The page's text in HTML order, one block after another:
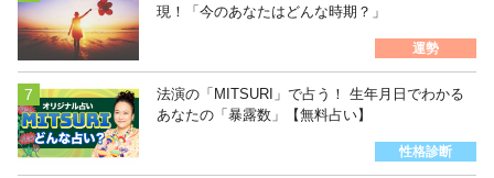
現！「今のあなたはどんな時期？」
運勢
法演の「MITSURI」で占う！ 生年月日でわかる
あなたの「暴露数」【無料占い】
性格診断